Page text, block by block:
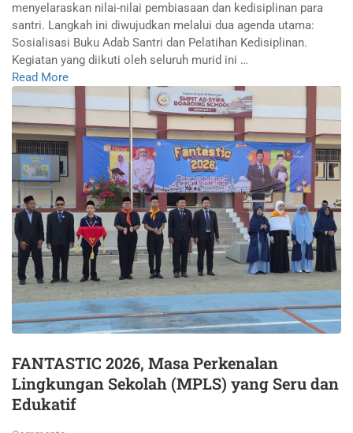
menyelaraskan nilai-nilai pembiasaan dan kedisiplinan para
santri. Langkah ini diwujudkan melalui dua agenda utama:
Sosialisasi Buku Adab Santri dan Pelatihan Kedisiplinan.
Kegiatan yang diikuti oleh seluruh murid ini …
Read More
FANTASTIC 2026, Masa Perkenalan
Lingkungan Sekolah (MPLS) yang Seru dan
Edukatif